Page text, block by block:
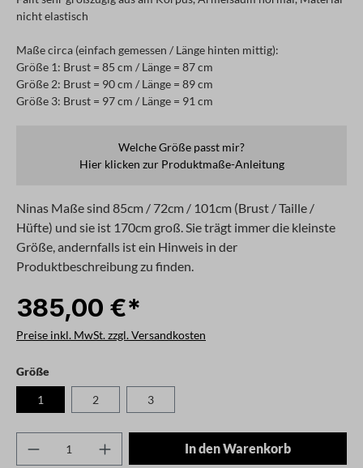
nicht elastisch
Maße circa (einfach gemessen / Länge hinten mittig):
Größe 1: Brust = 85 cm / Länge = 87 cm
Größe 2: Brust = 90 cm / Länge = 89 cm
Größe 3: Brust = 97 cm / Länge = 91 cm
Welche Größe passt mir?
Hier klicken zur Produktmaße-Anleitung
Ninas Maße sind 85cm / 72cm / 101cm (Brust / Taille /
Hüfte) und sie ist 170cm groß. Sie trägt immer die kleinste
Größe, andernfalls ist ein Hinweis in der
Produktbeschreibung zu finden.
385,00 €*
Preise inkl. MwSt. zzgl. Versandkosten
Größeauswählen
1 2 3
Produkt Anzahl: Gib den gewünschten
In den Warenkorb